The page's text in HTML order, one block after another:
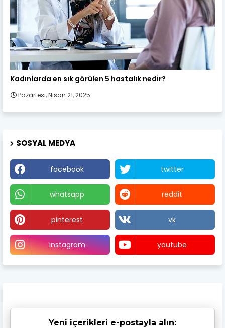
Kadın Sağlığı
Kadınlarda en sık görülen 5 hastalık nedir?
Pazartesi, Nisan 21, 2025
SOSYAL MEDYA
facebook twitter
whatsapp reddit
pinterest vk
instagram youtube
Yeni içerikleri e-postayla alın: